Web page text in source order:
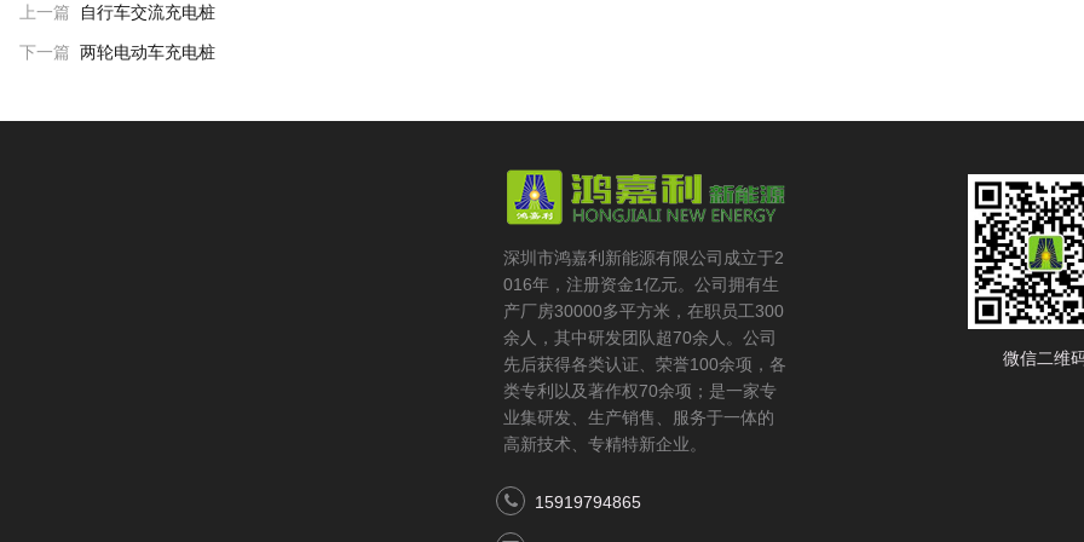
上一篇 自行车交流充电桩
下一篇 两轮电动车充电桩
深圳市鸿嘉利新能源有限公司成立于2
016年，注册资金1亿元。公司拥有生
产厂房30000多平方米，在职员工300
余人，其中研发团队超70余人。公司
先后获得各类认证、荣誉100余项，各
类专利以及著作权70余项；是一家专
业集研发、生产销售、服务于一体的
高新技术、专精特新企业。
15919794865
微信二维